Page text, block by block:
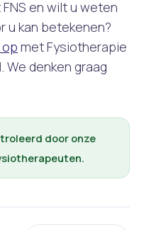
en wilt u weten
u kan betekenen?
met Fysiotherapie
We denken graag
door onze